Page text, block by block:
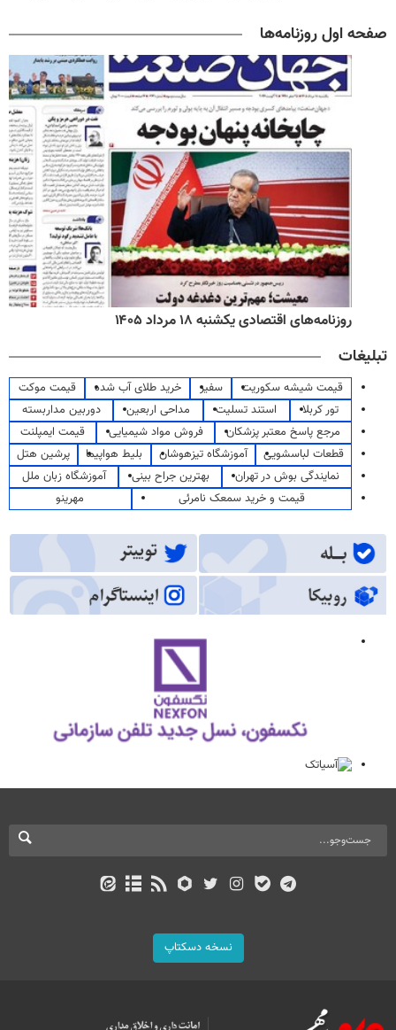
صفحه اول روزنامه‌ها
روزنامه‌های اقتصادی یکشنبه ۱۸ مرداد ۱۴۰۵
تبلیغات
قیمت شیشه سکوریت سفیر خرید طلای آب شده
قیمت موکت
تور کربلا
استند تسلیت مداحی اربعین
دوربین مداربسته
مرجع پاسخ معتبر پزشکان
فروش مواد شیمیایی
قیمت ایمپلنت
قطعات لباسشویی
آموزشگاه تیزهوشان بلیط هواپیما
پرشین هتل
نمایندگی بوش در تهران
بهترین جراح بینی
آموزشگاه زبان ملل
قیمت و خرید سمعک نامرئی
مهرینو
نسخه دسکتاپ